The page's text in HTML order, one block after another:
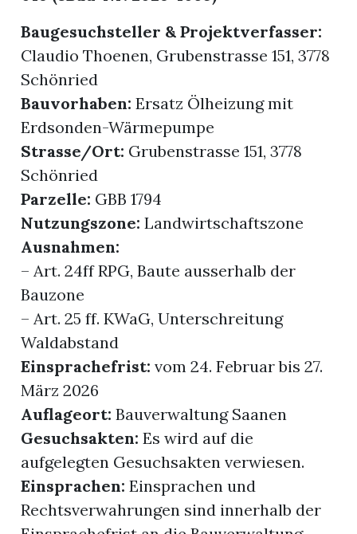
Baugesuchsteller & Projektverfasser:
Claudio Thoenen, Grubenstrasse 151, 3778
Schönried
Bauvorhaben: Ersatz Ölheizung mit
Erdsonden-Wärmepumpe
Strasse/Ort: Grubenstrasse 151, 3778
Schönried
Parzelle: GBB 1794
Nutzungszone: Landwirtschaftszone
Ausnahmen:
– Art. 24ff RPG, Baute ausserhalb der
Bauzone
– Art. 25 ff. KWaG, Unterschreitung
Waldabstand
Einsprachefrist: vom 24. Februar bis 27.
März 2026
Auflageort: Bauverwaltung Saanen
Gesuchsakten: Es wird auf die
aufgelegten Gesuchsakten verwiesen.
Einsprachen: Einsprachen und
Rechtsverwahrungen sind innerhalb der